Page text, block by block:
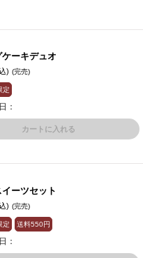
ーキデュオ
) (完売)
定
：
カートに入れる
ーツセット
) (完売)
定 送料550円
：